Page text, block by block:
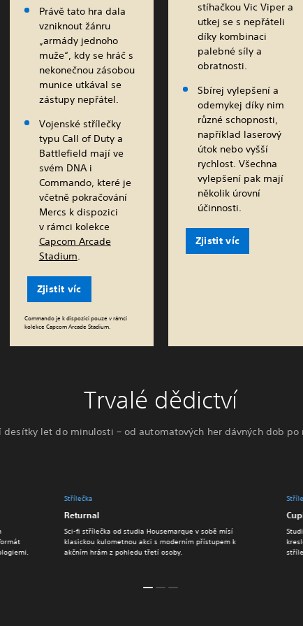
Právě tato hra dala
vzniknout žánru
„armády jednoho
muže“, kdy se hráč s
nekonečnou zásobou
munice utkával se
zástupy nepřátel.
Vojenské střílečky
typu Call of Duty a
Battlefield mají ve
svém DNA i
Commando, které je
včetně pokračování
Mercs k dispozici
v rámci kolekce
Capcom Arcade
Stadium.
Zjistit víc
Commando je k dispozici pouze v rámci
kolekce Capcom Arcade Stadium.
stíhačkou Vic Viper a
utkej se s nepřáteli
díky kombinaci
palebné síly a
obratnosti.
Sbírej vylepšení a
odemykej díky nim
různé schopnosti,
například laserový
útok nebo vyšší
rychlost. Všechna
vylepšení pak mají
několik úrovní
účinnosti.
Zjistit víc
Trvalé dědictví
desítky let do minulosti – od automatových her dávných dob
Střílečka
Returnal
Sci-fi střílečka od studia Housemarque v sobě mísí
klasickou kulometnou akci s moderním přístupem k
akčním hrám z pohledu třetí osoby.